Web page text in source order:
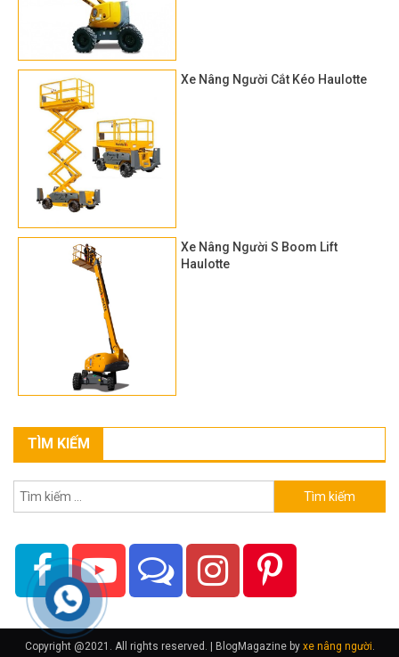
Xe Nâng Người Cắt Kéo Haulotte
Xe Nâng Người S Boom Lift
Haulotte
TÌM KIẾM
kiếm
Copyright @2021. All rights reserved. BlogMagazine by xe nâng người.